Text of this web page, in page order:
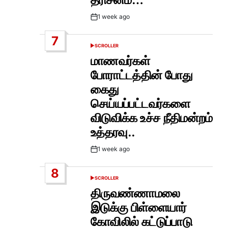
Post1 week ago
7
POSTED
SCROLLER
மாணவர்கள்
போராட்டத்தின் போது
கைது
செய்யப்பட்டவர்களை
விடுவிக்க உச்ச நீதிமன்றம்
உத்தரவு..
Post1 week ago
8
POSTED
SCROLLER
திருவண்ணாமலை
இடுக்கு பிள்ளையார்
கோவிலில் கட்டுப்பாடு